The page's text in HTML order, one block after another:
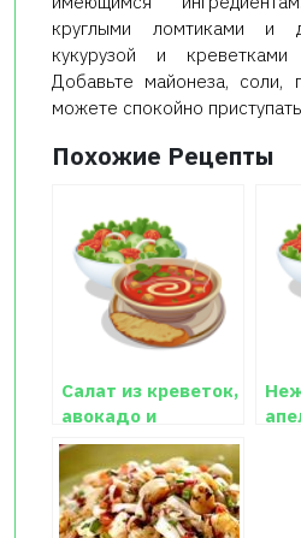
круглыми ломтиками и
кукурузой и
Добавьте майонеза, соли,
можете спокойно
Похожие Рецепты
Салат из креветок,
авокадо и
пекинской
капусты.